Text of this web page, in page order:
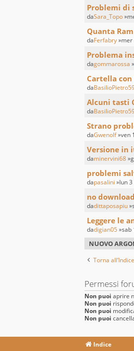
Problemi di
daSara_Topo
Quanta Ram
daFerfabry»mer
Problema
dagommarossa
Cartella
da
Alcuni tasti
da
Strano
daGwenolf»ven
Versione in
daminervini68
problemi
dapasalini »lun
no
dadittaposapiu
Leggere le
dadigian05 »sab
NUOVO
Torna
Permessi
Non puoi aprire
Non puoi
Non puoi
Non puoi
Indice